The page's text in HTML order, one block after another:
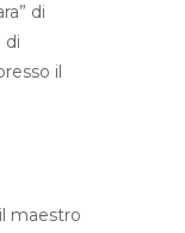
di
di
il
maestro